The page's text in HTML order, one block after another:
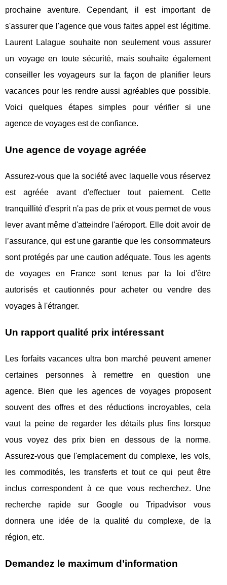
prochaine aventure. Cependant, il est important de
s'assurer que l'agence que vous faites appel est légitime.
Laurent Lalague souhaite non seulement vous assurer
un voyage en toute sécurité, mais souhaite également
conseiller les voyageurs sur la façon de planifier leurs
vacances pour les rendre aussi agréables que possible.
Voici quelques étapes simples pour vérifier si une
agence de voyages est de confiance.
Une agence de voyage agréée
Assurez-vous que la société avec laquelle vous réservez
est agréée avant d'effectuer tout paiement. Cette
tranquillité d'esprit n'a pas de prix et vous permet de vous
lever avant même d'atteindre l'aéroport. Elle doit avoir de
l’assurance, qui est une garantie que les consommateurs
sont protégés par une caution adéquate. Tous les agents
de voyages en France sont tenus par la loi d'être
autorisés et cautionnés pour acheter ou vendre des
voyages à l'étranger.
Un rapport qualité prix intéressant
Les forfaits vacances ultra bon marché peuvent amener
certaines personnes à remettre en question une
agence. Bien que les agences de voyages proposent
souvent des offres et des réductions incroyables, cela
vaut la peine de regarder les détails plus fins lorsque
vous voyez des prix bien en dessous de la norme.
Assurez-vous que l'emplacement du complexe, les vols,
les commodités, les transferts et tout ce qui peut être
inclus correspondent à ce que vous recherchez. Une
recherche rapide sur Google ou Tripadvisor vous
donnera une idée de la qualité du complexe, de la
région, etc.
Demandez le maximum d’information